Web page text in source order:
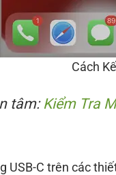
Cách
tâm: Kiểm Tra
USB-C trên các